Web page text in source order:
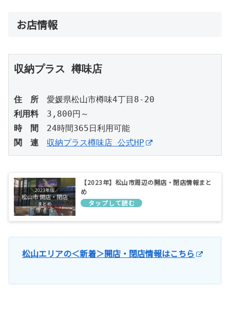
お店情報
収納プラス 樽味店
住　所
利用料
時　間
関　連
収納プラス樽味店 公式HP
【2023年】松山市周辺の開店・閉店情報まと
め
松山エリアの＜新着＞開店・閉店情報はこちら